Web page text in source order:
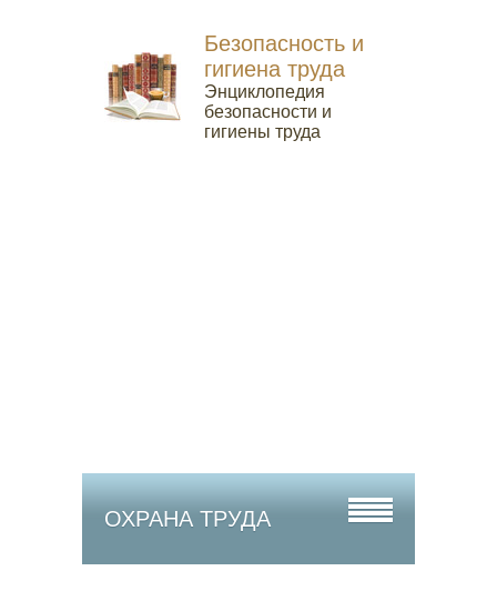
Безопасность и
гигиена труда
Энциклопедия
безопасности и
гигиены труда
ОХРАНА ТРУДА